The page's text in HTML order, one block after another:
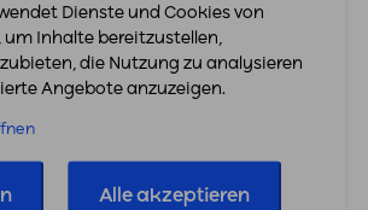
Website Alle Partner
Dienste und Cookies von
Inhalte bereitzustellen,
die Nutzung zu analysieren
Angebote anzuzeigen.
Alle akzeptieren